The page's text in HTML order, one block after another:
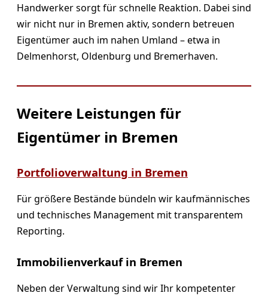
Handwerker sorgt für schnelle Reaktion. Dabei sind
wir nicht nur in Bremen aktiv, sondern betreuen
Eigentümer auch im nahen Umland – etwa in
Delmenhorst, Oldenburg und Bremerhaven.
Weitere Leistungen für
Eigentümer in Bremen
Portfolioverwaltung in Bremen
Für größere Bestände bündeln wir kaufmännisches
und technisches Management mit transparentem
Reporting.
Immobilienverkauf in Bremen
Neben der Verwaltung sind wir Ihr kompetenter